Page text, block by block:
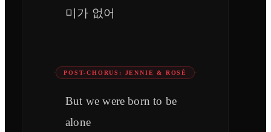
미가 없어
POST-CHORUS: JENNIE & ROSÉ
But we were born to be
alone